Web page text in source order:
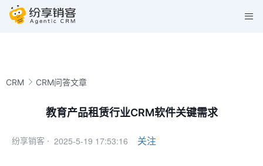
CRM CRM问答文章
教育产品租赁行业CRM软件关键需求
纷享销客 · 2025-5-19 17:53:16 关注